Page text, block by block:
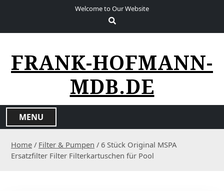
Welcome to Our Website
FRANK-HOFMANN-
MDB.DE
MENU
Home / Filter & Pumpen / 6 Stück Original MSPA
Ersatzfilter Filter Filterkartuschen für Pool